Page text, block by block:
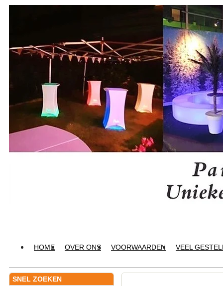
HOME OVER ONS VOORWAARDEN VEEL
SNEL ZOEKEN